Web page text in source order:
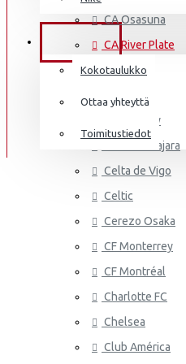
Italia
Mali
Meksiko
Marokko
Uusi-Seelanti
Nigeria
Frenkie de Jong
Mbappé
Donnarumma
A.Becker
Haaland
TIEDOT
Kokotaulukko
Ottaa yhteyttä
Toimitustiedot
CA Osasuna
CA River Plate
Cádiz CF
Cagliari
Cardiff City
CD Guadalajara
Celta de Vigo
Celtic
Cerezo Osaka
CF Monterrey
CF Montréal
Charlotte FC
Chelsea
Club América